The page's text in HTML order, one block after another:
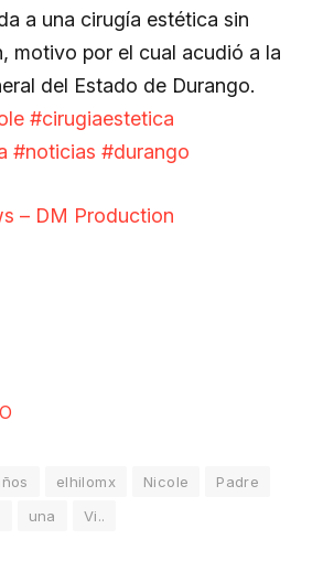
a una cirugía estética sin
motivo por el cual acudió a la
del Estado de Durango.
#cirugiaestetica
#noticias #durango
– DM Production
elhilomx Nicole
Padre
una Vi..